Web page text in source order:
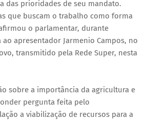
das prioridades de seu mandato.
que buscam o trabalho como forma
o parlamentar, durante
apresentador Jarmenio Campos, no
transmitido pela Rede Super, nesta
sobre a importância da agricultura e
pergunta feita pelo
a viabilização de recursos para a